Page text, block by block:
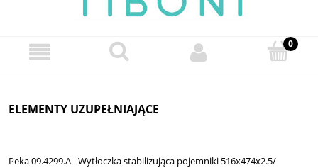
ELEMENTY UZUPEŁNIAJĄCE
Peka 09.4299.A - Wytłoczka stabilizująca pojemniki 516x474x2.5/